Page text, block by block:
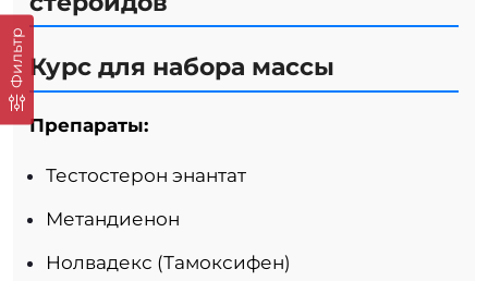
Фильтр Курс для набора массы
Препараты:
Тестостерон энантат
Метандиенон
Нолвадекс (Тамоксифен)